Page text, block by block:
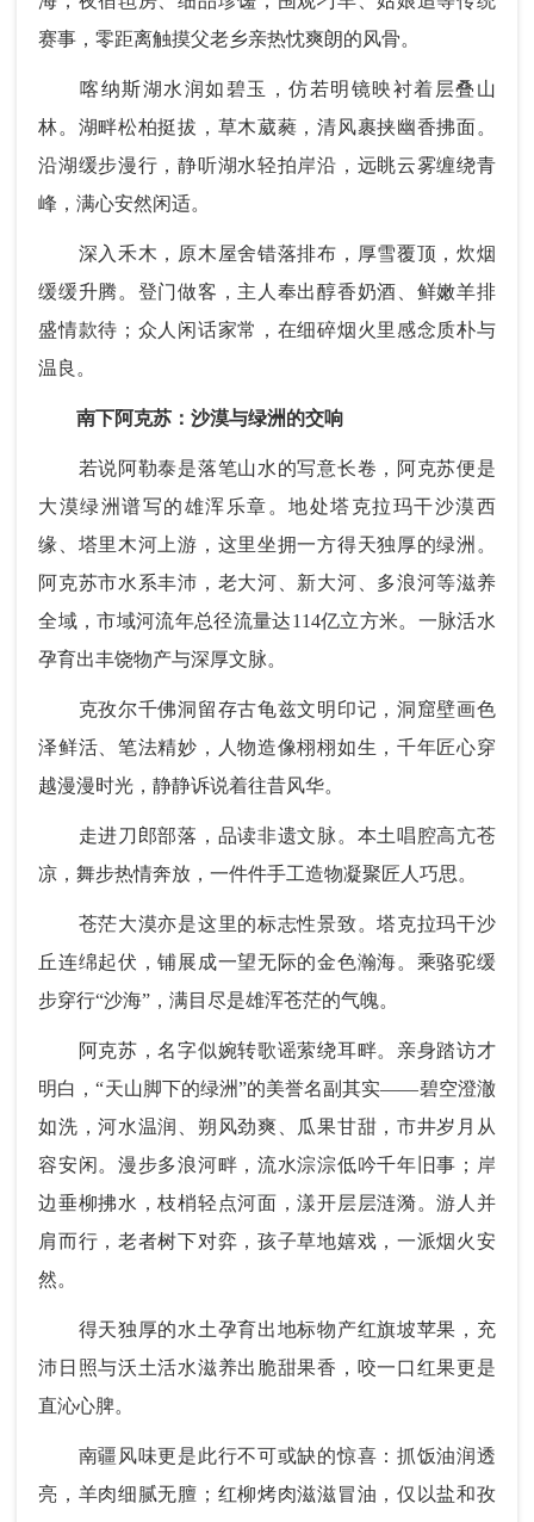
赛事，零距离触摸父老乡亲热忱爽朗的风骨。
喀纳斯湖水润如碧玉，仿若明镜映衬着层叠山
林。湖畔松柏挺拔，草木葳蕤，清风裹挟幽香拂面。
沿湖缓步漫行，静听湖水轻拍岸沿，远眺云雾缠绕青
峰，满心安然闲适。
深入禾木，原木屋舍错落排布，厚雪覆顶，炊烟
缓缓升腾。登门做客，主人奉出醇香奶酒、鲜嫩羊排
盛情款待；众人闲话家常，在细碎烟火里感念质朴与
温良。
南下阿克苏：沙漠与绿洲的交响
若说阿勒泰是落笔山水的写意长卷，阿克苏便是
大漠绿洲谱写的雄浑乐章。地处塔克拉玛干沙漠西
缘、塔里木河上游，这里坐拥一方得天独厚的绿洲。
阿克苏市水系丰沛，老大河、新大河、多浪河等滋养
全域，市域河流年总径流量达114亿立方米。一脉活水
孕育出丰饶物产与深厚文脉。
克孜尔千佛洞留存古龟兹文明印记，洞窟壁画色
泽鲜活、笔法精妙，人物造像栩栩如生，千年匠心穿
越漫漫时光，静静诉说着往昔风华。
走进刀郎部落，品读非遗文脉。本土唱腔高亢苍
凉，舞步热情奔放，一件件手工造物凝聚匠人巧思。
苍茫大漠亦是这里的标志性景致。塔克拉玛干沙
丘连绵起伏，铺展成一望无际的金色瀚海。乘骆驼缓
步穿行“沙海”，满目尽是雄浑苍茫的气魄。
阿克苏，名字似婉转歌谣萦绕耳畔。亲身踏访才
明白，“天山脚下的绿洲”的美誉名副其实——碧空澄澈
如洗，河水温润、朔风劲爽、瓜果甘甜，市井岁月从
容安闲。漫步多浪河畔，流水淙淙低吟千年旧事；岸
边垂柳拂水，枝梢轻点河面，漾开层层涟漪。游人并
肩而行，老者树下对弈，孩子草地嬉戏，一派烟火安
然。
得天独厚的水土孕育出地标物产红旗坡苹果，充
沛日照与沃土活水滋养出脆甜果香，咬一口红果更是
直沁心脾。
南疆风味更是此行不可或缺的惊喜：抓饭油润透
亮，羊肉细腻无膻；红柳烤肉滋滋冒油，仅以盐和孜